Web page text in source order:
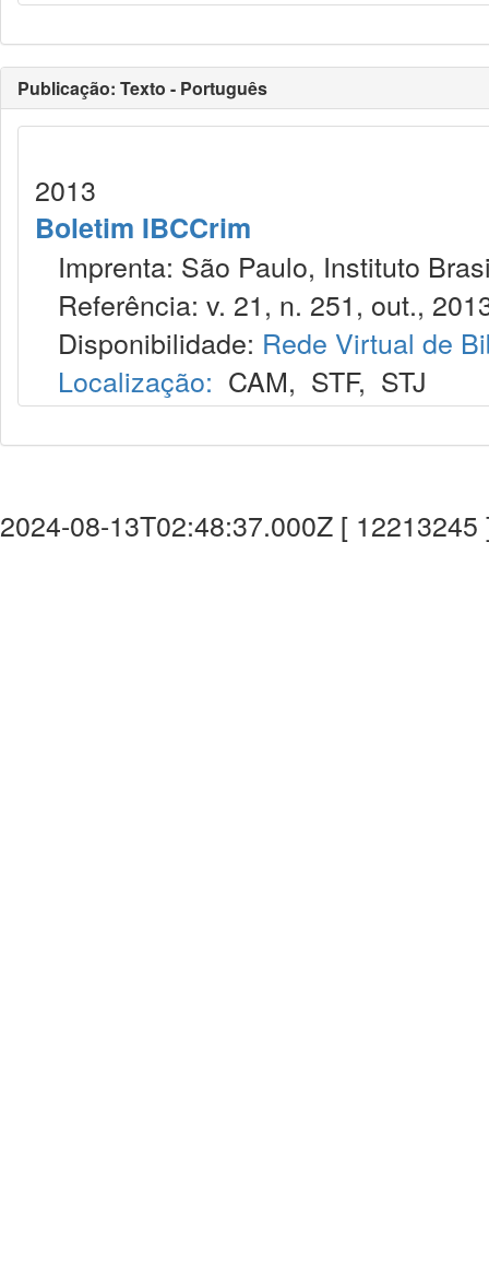
Publicação: Texto - Português
2013
Boletim IBCCrim
Imprenta: São Paulo, Instituto
Referência: v. 21, n. 251, out.,
Disponibilidade: Rede Virtual de
Localização: CAM, STF, STJ
2024-08-13T02:48:37.000Z [ 12213245